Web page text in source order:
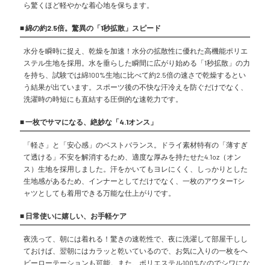
ら驚くほど軽やかな着心地を保ちます。
■ 綿の約2.5倍。驚異の「1秒拡散」スピード
水分を瞬時に捉え、乾燥を加速！水分の拡散性に優れた高機能ポリエ
ステル生地を採用。水を垂らした瞬間に広がり始める「1秒拡散」の力
を持ち、試験では綿100%生地に比べて約2.5倍の速さで乾燥するとい
う結果が出ています。スポーツ後の不快な汗冷えを防ぐだけでなく、
洗濯時の時短にも直結する圧倒的な速乾力です。
■ 一枚でサマになる、絶妙な「4.1オンス」
「軽さ」と「安心感」のベストバランス。ドライ素材特有の「薄すぎ
て透ける」不安を解消するため、適度な厚みを持たせた4.1oz（オン
ス）生地を採用しました。汗をかいてもヨレにくく、しっかりとした
生地感があるため、インナーとしてだけでなく、一枚のアウターTシ
ャツとしても着用できる万能な仕上がりです。
■ 日常使いに嬉しい、お手軽ケア
夜洗って、朝には着れる！驚きの速乾性で、夜に洗濯して部屋干しし
ておけば、翌朝にはカラッと乾いているので、お気に入りの一枚をヘ
ビーローテーションも可能。また、ポリエステル100%なのでシワにな